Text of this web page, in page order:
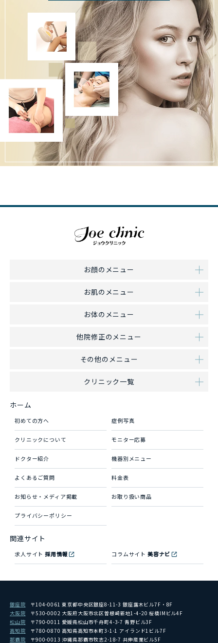
お顔のメニュー
お肌のメニュー
お体のメニュー
他院修正のメニュー
その他のメニュー
クリニック一覧
ホーム
初めての方へ 症例写真
クリニックについて モニター応募
ドクター紹介 機器別メニュー
よくあるご質問 料金表
お知らせ・メディア掲載 お取り扱い商品
プライバシーポリシー
関連サイト
求人サイト採用情報 コラムサイト 美容ナビ
銀座院
〒104-0061 東京都中央区銀座8-11-3 銀座露木ビル7F・8F
大阪院
〒530-0002 大阪府大阪市北区曽根崎新地1-4-20 桜橋IMビル4F
松山院
〒790-0011 愛媛県松山市千舟町4-3-7 青野ビル3F
高知院
〒780-0870 高知県高知市本町3-1-1 アイランド1ビル7F
那覇院
〒900-0013 沖縄県那覇市牧志2-18-7 共伸産業ビル5F